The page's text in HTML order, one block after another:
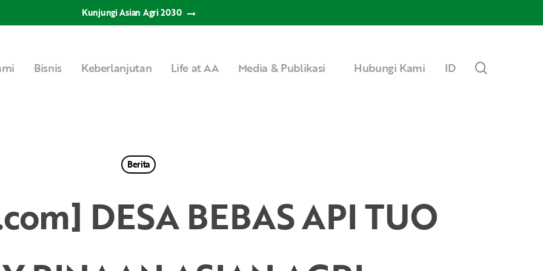
Kunjungi Asian Agri 2030
Bisnis Keberlanjutan Life at AA Media & Publikasi Hubungi Kami ID
Berita